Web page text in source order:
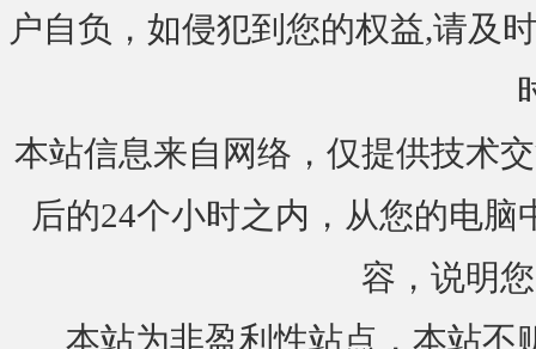
户自负，如侵犯到您的权益,请及
本站信息来自网络，仅提供技术
后的24个小时之内，从您的电
容，说明
本站为非盈利性站点，本站不